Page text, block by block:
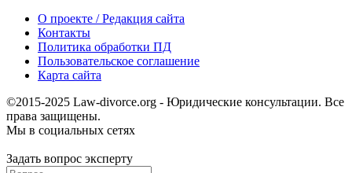
О проекте / Редакция сайта
Контакты
Политика обработки ПД
Пользовательское соглашение
Карта сайта
©2015-2025 Law-divorce.org - Юридические консультации. Все
права защищены.
Мы в социальных сетях
Задать вопрос эксперту